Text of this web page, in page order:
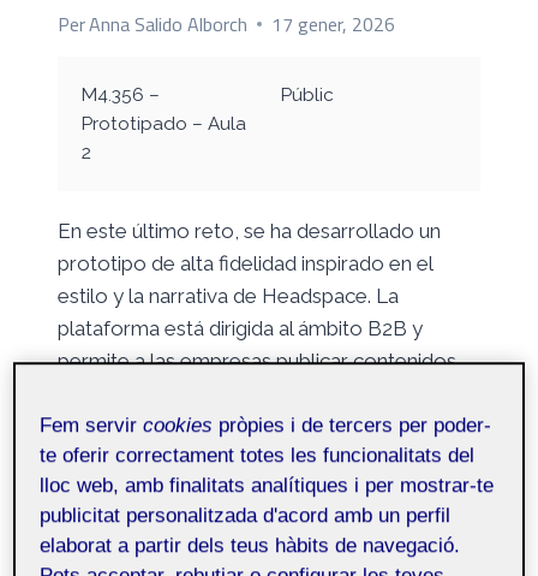
PerAnna Salido Alborch 17 gener, 2026
M4.356 –
Prototipado – Aula
2
Públic
En este último reto, se ha desarrollado un
prototipo de alta fidelidad inspirado en el
estilo y la narrativa de Headspace. La
plataforma está dirigida al ámbito B2B y
permite a las empresas publicar contenidos
sus empleados y empleadas….
LLEGIR MÉS RETO
4.
PROTOTIPADO
Y
Fem servircookies pròpies i de tercers per poder-
te oferir correctament totes les funcionalitats del
lloc web, amb finalitats analítiques i per mostrar-te
publicitat personalitzada d'acord amb un perfil
elaborat a partir dels teus hàbits de navegació.